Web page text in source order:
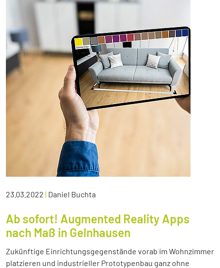
23.03.2022 | Daniel Buchta
Ab sofort! Augmented Reality Apps
nach Maß in Gelnhausen
Zukünftige Einrichtungsgegenstände vorab im Wohnzimmer
platzieren und industrieller Prototypenbau ganz ohne